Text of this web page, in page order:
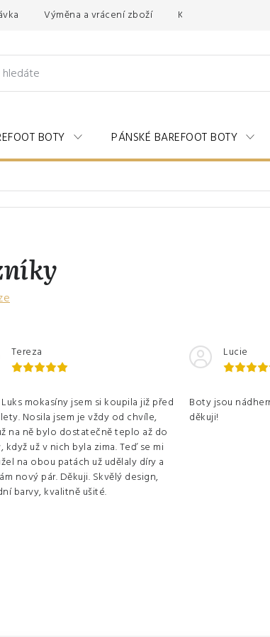
Výměna a vrácení zboží Kontakty
BOTY PÁNSKÉ BAREFOOT BOTY
Tereza
mokasíny jsem si koupila již před
Nosila jsem je vždy od chvíle,
na ně bylo dostatečně teplo až do
když už v nich byla zima. Teď se mi
na obou patách už udělaly díry a
nový pár. Děkuji. Skvělý design,
barvy, kvalitně ušité.
Lucie
Boty jsou
děkuji!